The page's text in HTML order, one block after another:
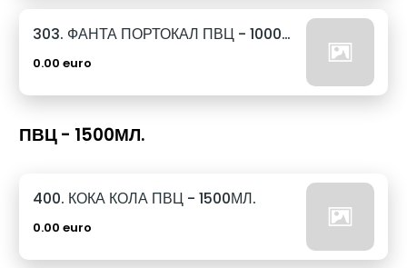
303. ФАНТА ПОРТОКАЛ ПВЦ - 1000МЛ.
0.00 euro
ПВЦ - 1500МЛ.
400. КОКА КОЛА ПВЦ - 1500МЛ.
0.00 euro